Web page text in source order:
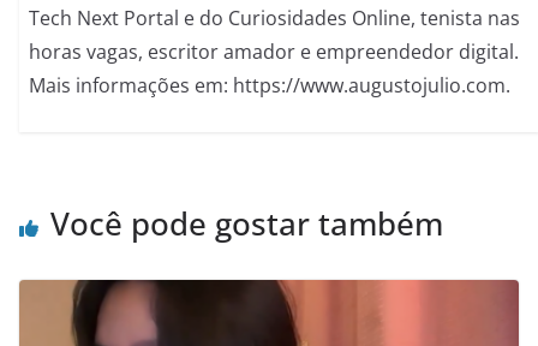
Tech Next Portal e do Curiosidades Online, tenista nas
horas vagas, escritor amador e empreendedor digital.
Mais informações em: https://www.augustojulio.com.
Você pode gostar também